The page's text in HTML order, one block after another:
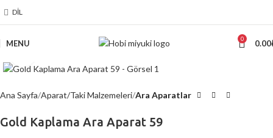
DIL
MENU 0 0.00
Ana Sayfa Aparat/Taki Malzemeleri Ara Aparatlar
Gold Kaplama Ara Aparat 59